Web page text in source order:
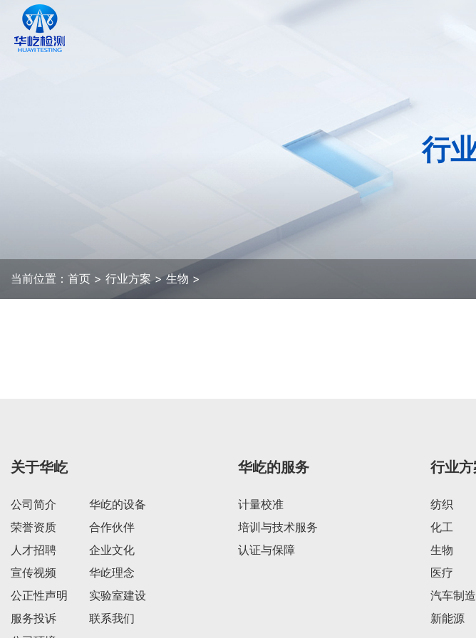
行
当前位置： 首页 > 行业方案>生物 >
关于华屹
公司简介
荣誉资质
人才招聘
宣传视频
公正性声明
服务投诉
华屹的设备
合作伙伴
企业文化
华屹理念
实验室建设
联系我们
华屹的服务
计量校准
培训与技术服务
认证与保障
行业
纺织
化工
生物
医疗
汽车制造
新能源